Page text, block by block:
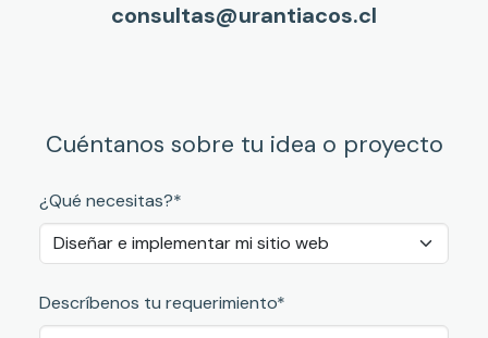
consultas@urantiacos.cl
Cuéntanos sobre tu idea o proyecto
¿Qué necesitas?*
Descríbenos tu requerimiento*